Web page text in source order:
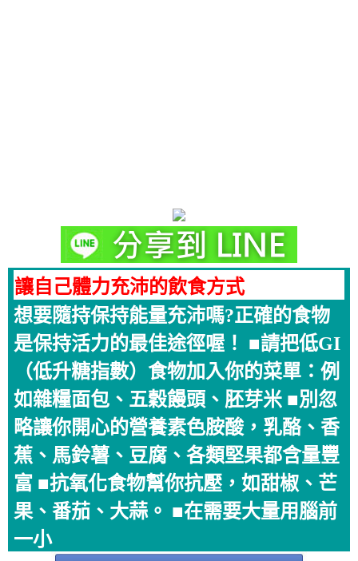
讓自己體力充沛的飲食方式
想要隨持保持能量充沛嗎?正確的食物
是保持活力的最佳途徑喔！ ■請把低GI
（低升糖指數）食物加入你的菜單：例
如雜糧面包、五穀饅頭、胚芽米 ■別忽
略讓你開心的營養素色胺酸，乳酪、香
蕉、馬鈴薯、豆腐、各類堅果都含量豐
富 ■抗氧化食物幫你抗壓，如甜椒、芒
果、番茄、大蒜。 ■在需要大量用腦前
一小